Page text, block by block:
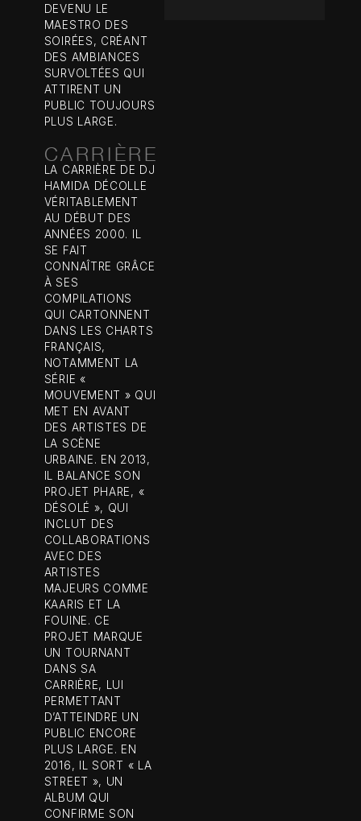
DEVENU LE
MAESTRO DES
SOIRÉES, CRÉANT
DES AMBIANCES
SURVOLTÉES QUI
ATTIRENT UN
PUBLIC TOUJOURS
PLUS LARGE.
CARRIÈRE
LA CARRIÈRE DE DJ
HAMIDA DÉCOLLE
VÉRITABLEMENT
AU DÉBUT DES
ANNÉES 2000. IL
SE FAIT
CONNAÎTRE GRÂCE
À SES
COMPILATIONS
QUI CARTONNENT
DANS LES CHARTS
FRANÇAIS,
NOTAMMENT LA
SÉRIE «
MOUVEMENT » QUI
MET EN AVANT
DES ARTISTES DE
LA SCÈNE
URBAINE. EN 2013,
IL BALANCE SON
PROJET PHARE, «
DÉSOLÉ », QUI
INCLUT DES
COLLABORATIONS
AVEC DES
ARTISTES
MAJEURS COMME
KAARIS ET LA
FOUINE. CE
PROJET MARQUE
UN TOURNANT
DANS SA
CARRIÈRE, LUI
PERMETTANT
D’ATTEINDRE UN
PUBLIC ENCORE
PLUS LARGE. EN
2016, IL SORT « LA
STREET », UN
ALBUM QUI
CONFIRME SON